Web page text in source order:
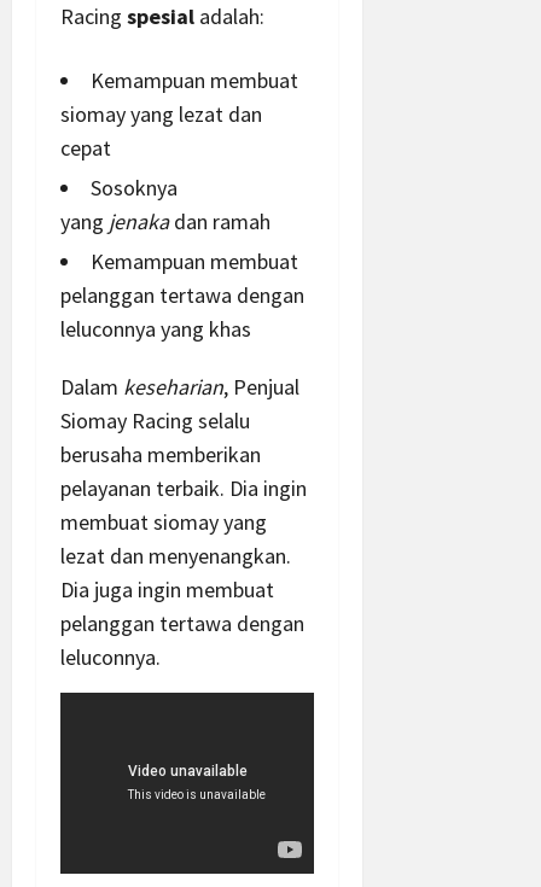
Racing spesial adalah:
Kemampuan membuat
siomay yang lezat dan
cepat
Sosoknya
yang jenakadan ramah
Kemampuan membuat
pelanggan tertawa dengan
leluconnya yang khas
Dalam keseharian, Penjual
Siomay Racing selalu
berusaha memberikan
pelayanan terbaik. Dia ingin
membuat siomay yang
lezat dan menyenangkan.
Dia juga ingin membuat
pelanggan tertawa dengan
leluconnya.